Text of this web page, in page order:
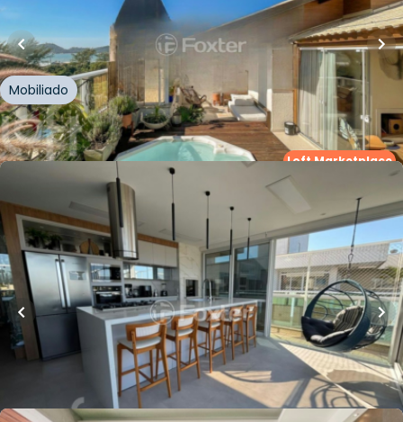
Loft Marketplace
Cobertura • Villas Do Campeche
Rua das Corticeiras
,Campeche,Florianópolis
Mobiliado
Whatsapp
Cód.734858
R$ 3.900.000,00
143m²•1quarto • 1banheiro 0 vagas
Cobertura • Residencial Corticeiras
Rua das Corticeiras,Campeche,Florianópolis
Whatsapp